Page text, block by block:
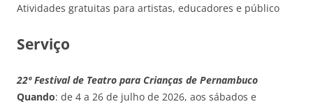
Atividades gratuitas para artistas, educadores e público
Serviço
22º Festival de Teatro para Crianças de Pernambuco
Quando: de 4 a 26 de julho de 2026, aos sábados e